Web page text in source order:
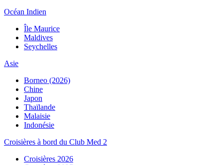
Océan Indien
Île Maurice
Maldives
Seychelles
Asie
Borneo (2026)
Chine
Japon
Thaïlande
Malaisie
Indonésie
Croisières à bord du Club Med 2
Croisières 2026